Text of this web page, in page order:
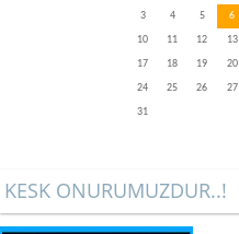
3
4 5 6
10
11 12 13
17
18 19 20
24
25 26 27
31
KESK ONURUMUZDUR..!